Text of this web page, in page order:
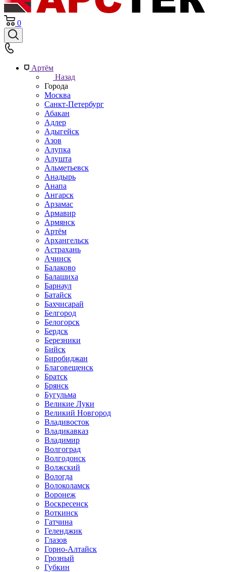
0
Артём
Назад
Города
Москва
Санкт-Петербург
Абакан
Адлер
Адыгейск
Азов
Алупка
Алушта
Альметьевск
Анадырь
Анапа
Ангарск
Арзамас
Армавир
Армянск
Артём
Архангельск
Астрахань
Ачинск
Балаково
Балашиха
Барнаул
Батайск
Бахчисарай
Белгород
Белогорск
Бердск
Березники
Бийск
Биробиджан
Благовещенск
Братск
Брянск
Бугульма
Великие Луки
Великий Новгород
Владивосток
Владикавказ
Владимир
Волгоград
Волгодонск
Волжский
Вологда
Волоколамск
Воронеж
Воскресенск
Воткинск
Гатчина
Геленджик
Глазов
Горно-Алтайск
Грозный
Губкин